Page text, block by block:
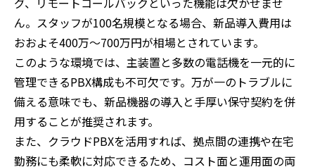
ん。スタッフが100名規模となる場合、新品導入費用は
おおよそ400万〜700万円が相場とされています。
このような環境では、主装置と多数の電話機を一元的に
管理できるPBX構成も不可欠です。万が一のトラブルに
備える意味でも、新品機器の導入と手厚い保守契約を併
用することが推奨されます。
また、クラウドPBXを活用すれば、拠点間の連携や在宅
勤務にも柔軟に対応できるため、コスト面と運用面の両